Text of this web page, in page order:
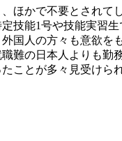
ほかで不要とされて
技能1号や技能実習
国人の方々も意欲を
難の日本人よりも勤
ことが多々見受けら